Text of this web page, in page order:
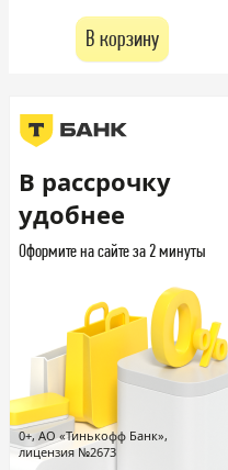
В корзину
В рассрочку
удобнее
Оформите на сайте за 2 минуты
0+, АО «Тинькофф Банк»,
лицензия №2673